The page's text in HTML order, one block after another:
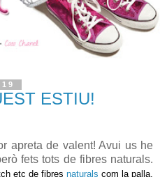
ESTIU!
apreta de valent! Avui us he
fets tots de fibres naturals.
etc de fibres naturals com la palla,